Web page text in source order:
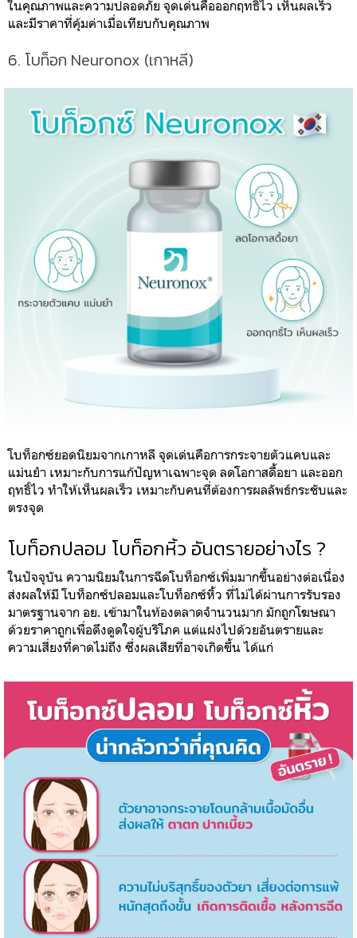
ในคุณภาพและความปลอดภัย จุดเด่นคือออกฤทธิ์ไว เห็นผลเร็ว
และมีราคาที่คุ้มค่าเมื่อเทียบกับคุณภาพ
6. โบท็อก Neuronox (เกาหลี)
โบท็อกซ์ยอดนิยมจากเกาหลี จุดเด่นคือการกระจายตัวแคบและ
แม่นยำ เหมาะกับการแก้ปัญหาเฉพาะจุด ลดโอกาสดื้อยา และออก
ฤทธิ์ไว ทำให้เห็นผลเร็ว เหมาะกับคนที่ต้องการผลลัพธ์กระชับและ
ตรงจุด
โบท็อกปลอม โบท็อกหิ้ว อันตรายอย่างไร ?
ในปัจจุบัน ความนิยมในการฉีดโบท็อกซ์เพิ่มมากขึ้นอย่างต่อเนื่อง
ส่งผลให้มี โบท็อกซ์ปลอมและโบท็อกซ์หิ้ว ที่ไม่ได้ผ่านการรับรอง
มาตรฐานจาก อย. เข้ามาในท้องตลาดจำนวนมาก มักถูกโฆษณา
ด้วยราคาถูกเพื่อดึงดูดใจผู้บริโภค แต่แฝงไปด้วยอันตรายและ
ความเสี่ยงที่คาดไม่ถึง ซึ่งผลเสียที่อาจเกิดขึ้น ได้แก่